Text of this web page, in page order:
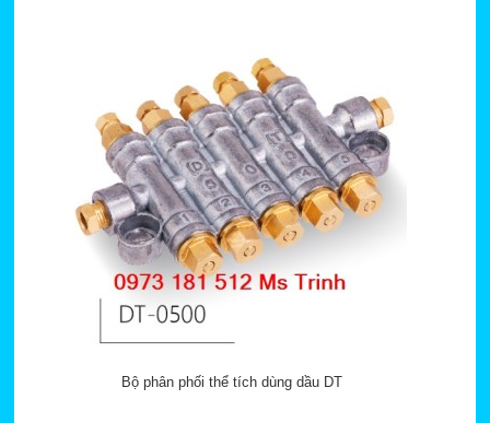
Bộ phân phối thể tích dùng dầu DT